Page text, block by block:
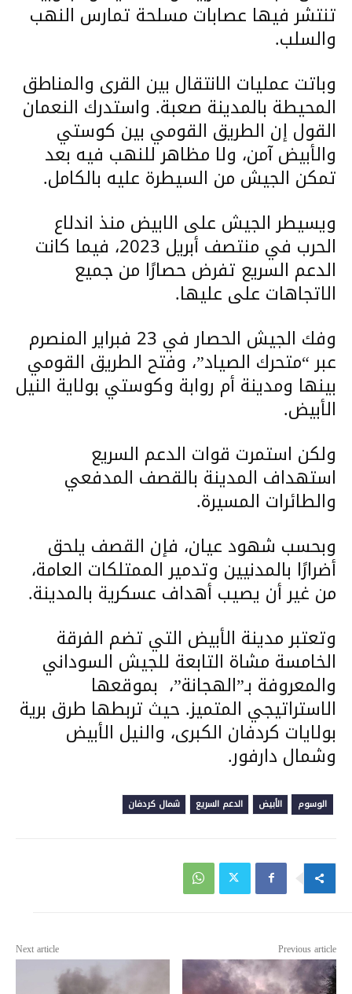
تنتشر فيها عصابات مسلحة تمارس النهب
والسلب.
وباتت عمليات الانتقال بين القرى والمناطق
المحيطة بالمدينة صعبة. واستدرك النعمان
القول إن الطريق القومي بين كوستي
والأبيض آمن، ولا مظاهر للنهب فيه بعد
تمكن الجيش من السيطرة عليه بالكامل.
ويسيطر الجيش على الابيض منذ اندلاع
الحرب في منتصف أبريل 2023، فيما كانت
الدعم السريع تفرض حصارًا من جميع
الاتجاهات على عليها.
وفك الجيش الحصار في 23 فبراير المنصرم
عبر “متحرك الصياد”، وفتح الطريق القومي
بينها ومدينة أم روابة وكوستي بولاية النيل
الأبيض.
ولكن استمرت قوات الدعم السريع
استهداف المدينة بالقصف المدفعي
والطائرات المسيرة.
وبحسب شهود عيان، فإن القصف يلحق
أضرارًا بالمدنيين وتدمير الممتلكات العامة،
من غير أن يصيب أهداف عسكرية بالمدينة.
وتعتبر مدينة الأبيض التي تضم الفرقة
الخامسة مشاة التابعة للجيش السوداني
والمعروفة بـ”الهجانة”، بموقعها
الاستراتيجي المتميز. حيث تربطها طرق برية
بولايات كردفان الكبرى، والنيل الأبيض
وشمال دارفور.
الوسوم الأبيض الدعم السريع شمال كردفان
Previous article
Next article